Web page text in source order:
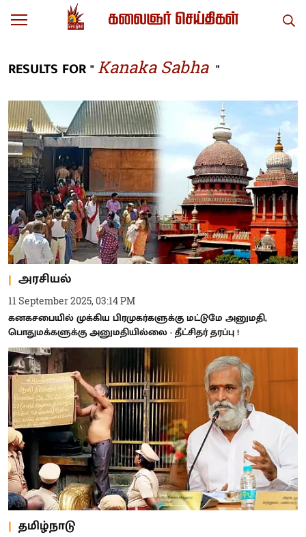
RESULTS FOR " Kanaka Sabha "
அரசியல்
11 September 2025, 03:14 PM
கனகசபையில் முக்கிய பிரமுகர்களுக்கு மட்டுமே அனுமதி,
பொதுமக்களுக்கு அனுமதியில்லை - தீட்சிதர் தரப்பு !
தமிழ்நாடு